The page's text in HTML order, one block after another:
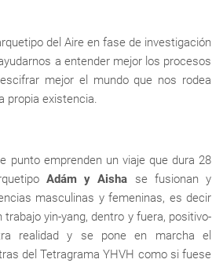
del Aire en fase de investigación
a entender mejor los procesos
mejor el mundo que nos rodea
propia existencia.
punto emprenden un viaje que dura 28
Adám y Aisha se fusionan y
masculinas y femeninas, es decir
yin-yang, dentro y fuera, positivo-
realidad y se pone en marcha el
del Tetragrama YHVH como si fuese